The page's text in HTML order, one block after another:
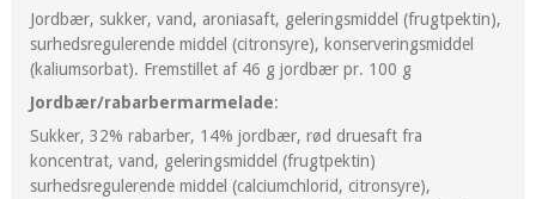
Jordbær, sukker, vand, aroniasaft, geleringsmiddel (frugtpektin),
surhedsregulerende middel (citronsyre), konserveringsmiddel
(kaliumsorbat). Fremstillet af 46 g jordbær pr. 100 g
Jordbær/rabarbermarmelade:
Sukker, 32% rabarber, 14% jordbær, rød druesaft fra
koncentrat, vand, geleringsmiddel (frugtpektin)
surhedsregulerende middel (calciumchlorid, citronsyre),